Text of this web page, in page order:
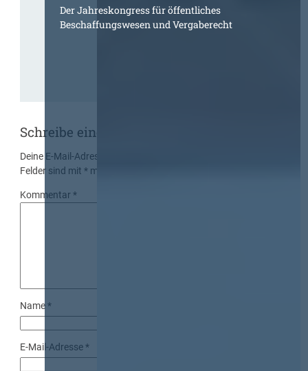
Der Jahreskongress für öffentliches
Beschaffungswesen und Vergaberecht
Schreibe einen Kommentar
Deine E-Mail-Adresse wird nicht veröffentlicht.
Felder sind mit* markiert
Kommentar*
Name*
E-Mail-Adresse*